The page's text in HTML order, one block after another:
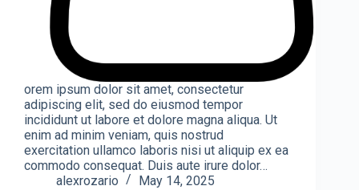
orem ipsum dolor sit amet, consectetur
adipiscing elit, sed do eiusmod tempor
incididunt ut labore et dolore magna aliqua. Ut
enim ad minim veniam, quis nostrud
exercitation ullamco laboris nisi ut aliquip ex ea
commodo consequat. Duis aute irure dolor…
alexrozario
May 14, 2025